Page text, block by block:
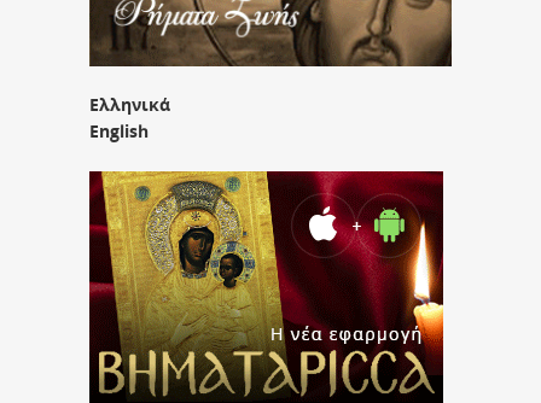
Ελληνικά
English